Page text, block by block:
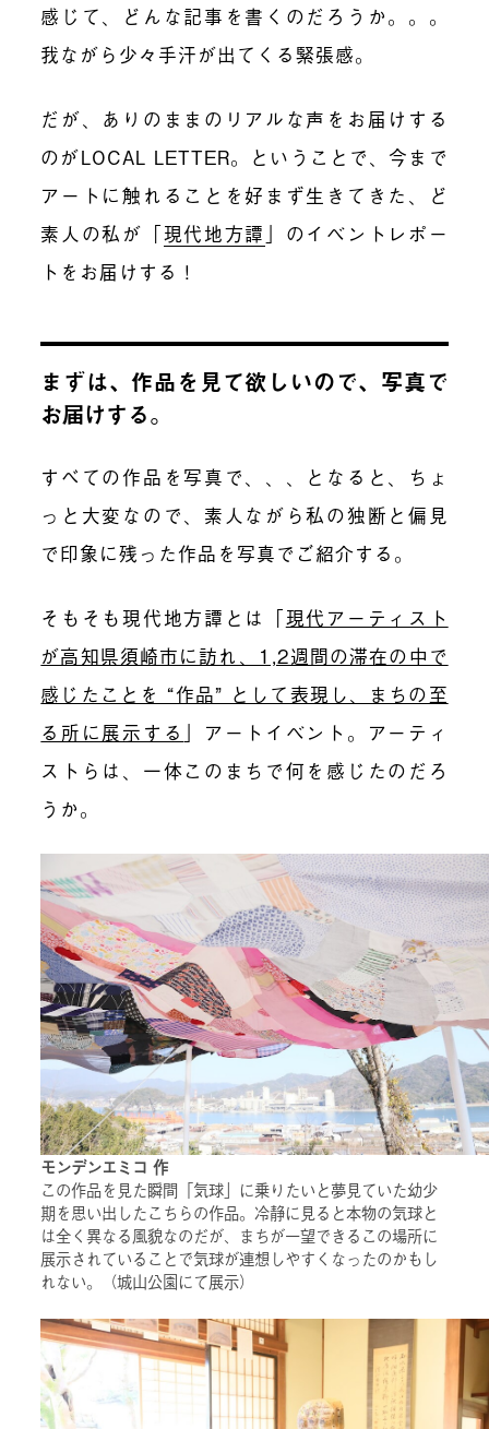
感じて、どんな記事を書くのだろうか。。。
我ながら少々手汗が出てくる緊張感。
だが、ありのままのリアルな声をお届けする
のがLOCAL LETTER。ということで、今まで
アートに触れることを好まず生きてきた、ど
素人の私が「現代地方譚 」のイベントレポー
トをお届けする！
まずは、作品を見て欲しいので、写真で
お届けする。
すべての作品を写真で、、、となると、ちょ
っと大変なので、素人ながら私の独断と偏見
で印象に残った作品を写真でご紹介する。
そもそも現代地方譚とは「現代アーティスト
が高知県須崎市に訪れ、1,2週間の滞在の中で
感じたことを “作品” として表現し、まちの至
る所に展示する 」 アートイベント。アーティ
ストらは、一体このまちで何を感じたのだろ
うか。
モンデンエミコ 作
この作品を見た瞬間「気球」に乗りたいと夢見ていた幼少
期を思い出したこちらの作品。冷静に見ると本物の気球と
は全く異なる風貌なのだが、まちが一望できるこの場所に
展示されていることで気球が連想しやすくなったのかもし
れない。（城山公園にて展示）